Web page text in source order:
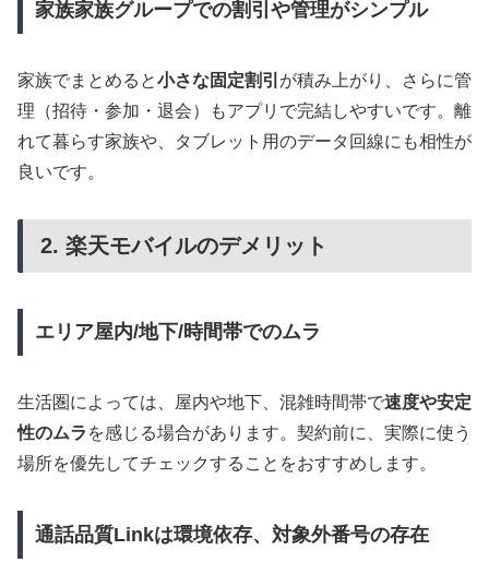
家族家族グループでの割引や管理がシンプル
家族でまとめると小さな固定割引 が積み上がり、さらに管
理（招待・参加・退会）もアプリで完結しやすいです。離
れて暮らす家族や、タブレット用のデータ回線にも相性が
良いです。
2. 楽天モバイルのデメリット
エリア屋内/地下/時間帯でのムラ
生活圏によっては、屋内や地下、混雑時間帯で速度や安定
性のムラ を感じる場合があります。契約前に、実際に使う
場所を優先してチェックすることをおすすめします。
通話品質Linkは環境依存、対象外番号の存在